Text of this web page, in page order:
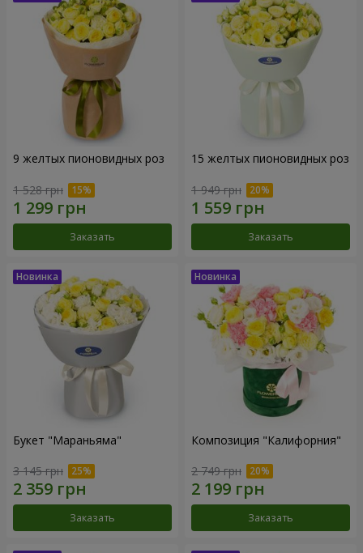
9 желтых пионовидных роз
1 528 грн
Заказать
15 желтых пионовидных роз
1 949 грн
Заказать
Букет "Мараньяма"
3 145 грн
Заказать
Композиция "Калифорния"
2 749 грн
Заказать